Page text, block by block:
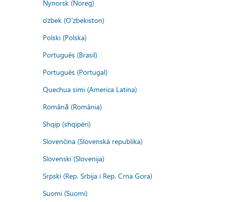
Nynorsk (Noreg)
o'zbek (O'zbekiston)
Polski (Polska)
Português (Brasil)
Português (Portugal)
Quechua simi (America Latina)
Română (România)
Shqip (shqipëri)
Slovenčina (Slovenská republika)
Slovenski (Slovenija)
Srpski (Rep. Srbija i Rep. Crna Gora)
Suomi (Suomi)